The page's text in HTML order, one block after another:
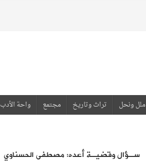
ملل ونحل تراث وتاريخ مجتمع واحة الأدب
سـؤال وقضيـة أعده: مصطفى الحسناوي